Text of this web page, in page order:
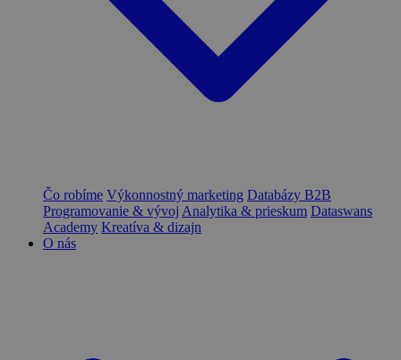
Čo robíme Výkonnostný marketing Databázy B2B
Programovanie & vývoj Analytika & prieskum Dataswans
Academy Kreatíva & dizajn
O nás